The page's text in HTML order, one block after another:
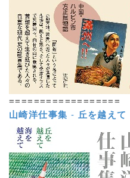
==================
山崎洋仕事集 - 丘を越え